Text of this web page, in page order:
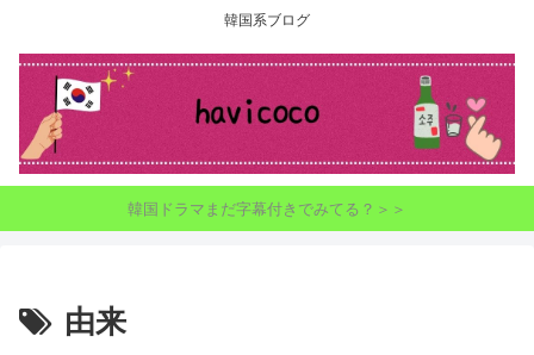
韓国系ブログ
韓国ドラマまだ字幕付きでみてる？＞＞
由来